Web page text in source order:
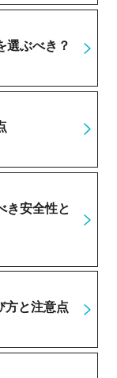
選ぶべき？
き安全性と
方と注意点